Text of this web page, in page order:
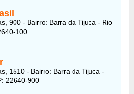
900 - Bairro: Barra da Tijuca - Rio
100
1510 - Bairro: Barra da Tijuca -
22640-900